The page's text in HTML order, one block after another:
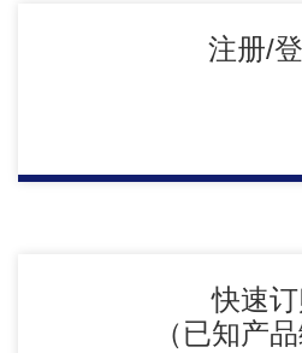
注册/
快速
（已知产品